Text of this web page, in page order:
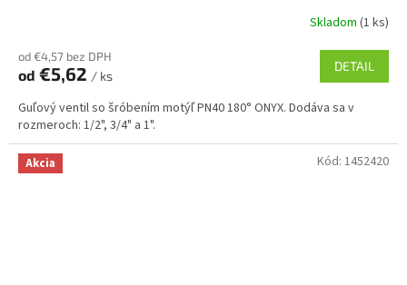
Skladom (1 ks)
od €4,57 bez DPH
od €5,62 / ks
DETAIL
Guľový ventil so šróbením motýľ PN40 180° ONYX. Dodáva sa v
rozmeroch: 1/2", 3/4" a 1".
Akcia Kód: 1452420